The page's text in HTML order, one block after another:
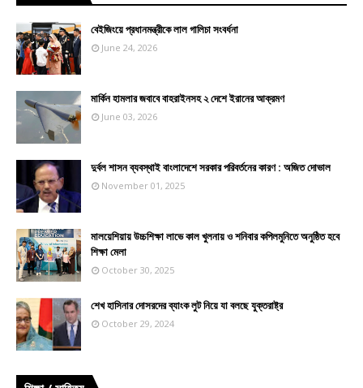
বেইজিংয়ে প্রধানমন্ত্রীকে লাল গালিচা সংবর্ধনা
June 24, 2026
মার্কিন হামলার জবাবে বাহরাইনসহ ২ দেশে ইরানের আক্রমণ
June 03, 2026
দুর্বল শাসন ব্যবস্থাই বাংলাদেশে সরকার পরিবর্তনের কারণ : অজিত দোভাল
November 01, 2025
মালয়েশিয়ায় উচ্চশিক্ষা লাভে কাল খুলনায় ও শনিবার কপিলমুনিতে অনুষ্ঠিত হবে
শিক্ষা মেলা
October 30, 2025
শেখ হাসিনার দোসরদের ব্যাংক লুট নিয়ে যা বলছে যুক্তরাষ্ট্র
October 29, 2024